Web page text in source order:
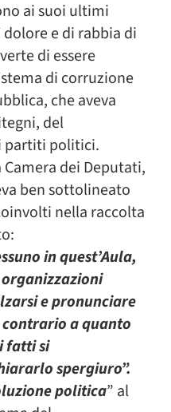
ai suoi ultimi
e di rabbia di
di essere
di corruzione
che aveva
del
partiti politici.
dei Deputati,
ben sottolineato
nella raccolta
in quest’Aula,
e pronunciare
a quanto
fatti si
spergiuro”.
politica” al